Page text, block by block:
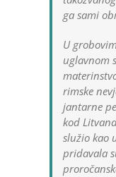
ga sami
U
uglavnom
rimske
jantarne
kod
služio kao
pridavala